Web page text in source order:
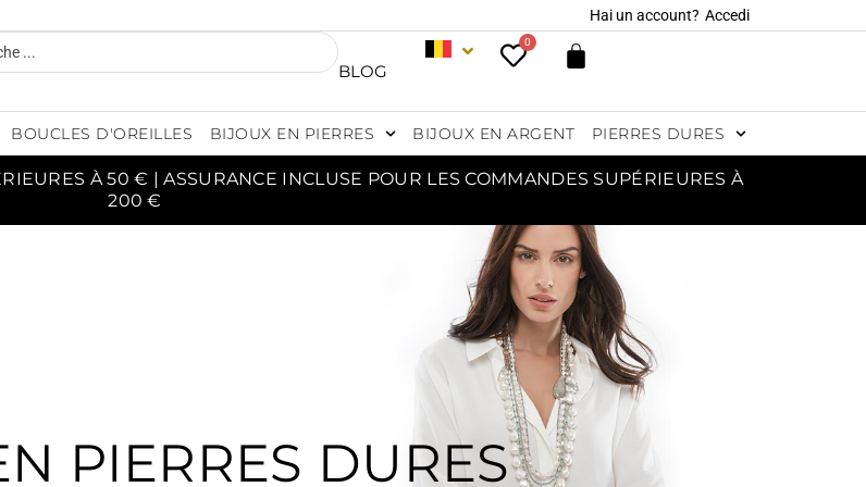
Hai un account? Accedi
BLOG
0
BOUCLES D'OREILLES BIJOUX EN PIERRES BIJOUX EN ARGENT PIERRES DURES
À 50 € | ASSURANCE INCLUSE POUR LES COMMANDES SUPÉRIEURES À
200 €
PIERRES DURES